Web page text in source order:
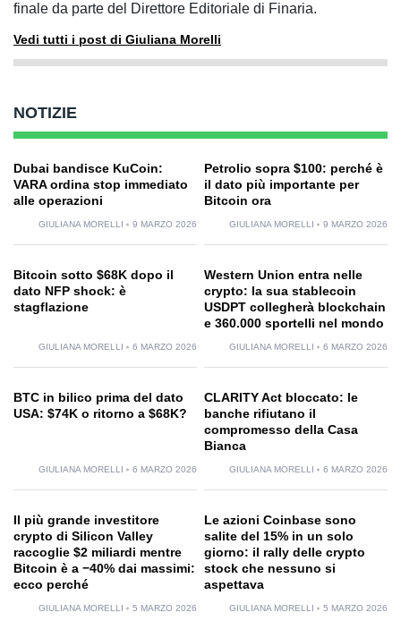
finale da parte del Direttore Editoriale di Finaria.
Vedi tutti i post di Giuliana Morelli
NOTIZIE
Dubai bandisce KuCoin:
VARA ordina stop immediato
alle operazioni
GIULIANA MORELLI 9 MARZO 2026
Petrolio sopra $100: perché è
il dato più importante per
Bitcoin ora
GIULIANA MORELLI 9 MARZO 2026
Bitcoin sotto $68K dopo il
dato NFP shock: è
stagflazione
GIULIANA MORELLI 6 MARZO 2026
Western Union entra nelle
crypto: la sua stablecoin
USDPT collegherà blockchain
e 360.000 sportelli nel mondo
GIULIANA MORELLI 6 MARZO 2026
BTC in bilico prima del dato
USA: $74K o ritorno a $68K?
GIULIANA MORELLI 6 MARZO 2026
CLARITY Act bloccato: le
banche rifiutano il
compromesso della Casa
Bianca
GIULIANA MORELLI 6 MARZO 2026
Il più grande investitore
crypto di Silicon Valley
raccoglie $2 miliardi mentre
Bitcoin è a −40% dai massimi:
ecco perché
GIULIANA MORELLI 5 MARZO 2026
Le azioni Coinbase sono
salite del 15% in un solo
giorno: il rally delle crypto
stock che nessuno si
aspettava
GIULIANA MORELLI 5 MARZO 2026